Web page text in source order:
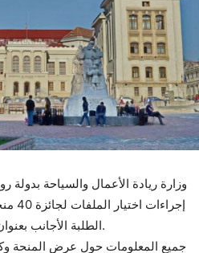
وزارة ريادة الأعمال والسياحة بدولة
الطلبة الأجانب.
جميع المعلومات حول عرض المنحة